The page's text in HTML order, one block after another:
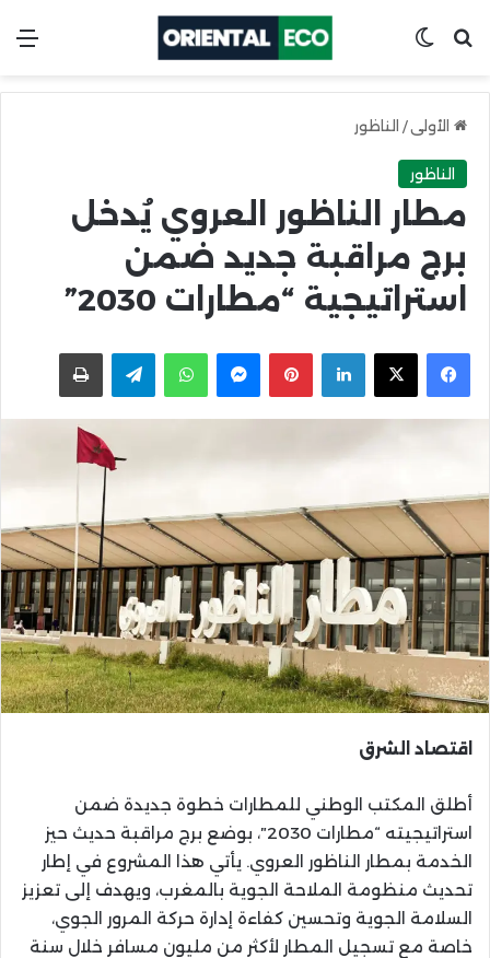
ابحث عنSwitch skin
الأولى / الناظور
الناظور
مطار الناظور العروي يُدخل
برج مراقبة جديد ضمن
استراتيجية “مطارات 2030”
Facebook
X
LinkedIn
Pinterest
Messenger
WhatsApp
Telegramاطبعها
اقتصاد الشرق
أطلق المكتب الوطني للمطارات خطوة جديدة ضمن
استراتيجيته “مطارات 2030″، بوضع برج مراقبة حديث حيز
الخدمة بمطار الناظور العروي. يأتي هذا المشروع في إطار
تحديث منظومة الملاحة الجوية بالمغرب، ويهدف إلى تعزيز
السلامة الجوية وتحسين كفاءة إدارة حركة المرور الجوي،
خاصة مع تسجيل المطار لأكثر من مليون مسافر خلال سنة